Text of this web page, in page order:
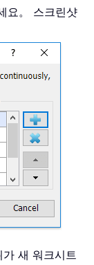
요。 스크린샷
새 워크시트